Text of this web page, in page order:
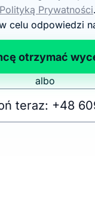
Polityką Prywatności
celu odpowiedzi
otrzymać
albo
teraz: +48